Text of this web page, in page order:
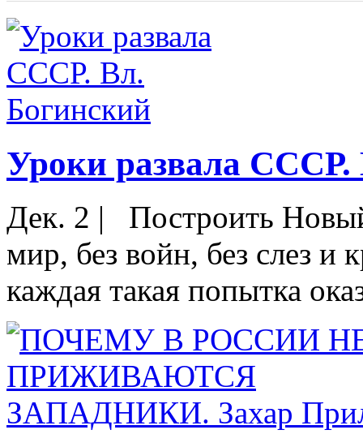
Уроки развала СССР.
Дек. 2 |
Построить
мир, без войн, без слез
каждая такая попытка